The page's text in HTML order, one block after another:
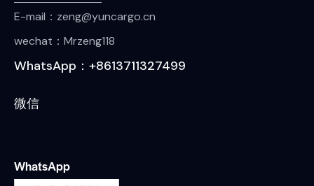
E-mail：zeng@yuncargo.cn
wechat：Mrzeng118
WhatsApp：+8613711327499
微信
WhatsApp